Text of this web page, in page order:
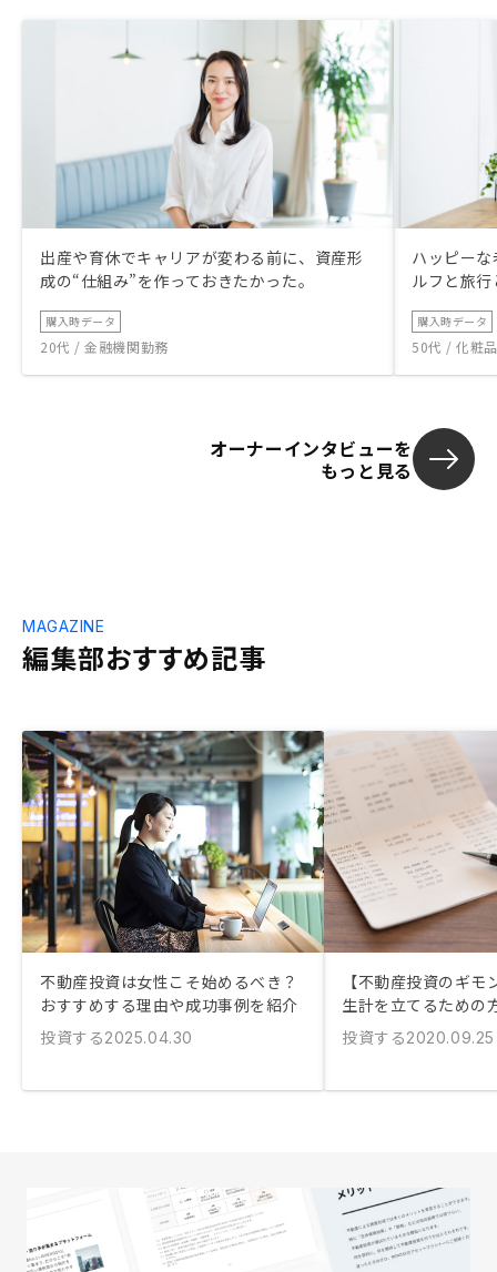
出産や育休でキャリアが変わる前に、資産形
成の“仕組み”を作っておきたかった。
購入時データ
20代 / 金融機関勤務
ハッピー
ルフと旅
購入時データ
50代 / 化粧
オーナーインタビューを
もっと見る
編集部おすすめ記事
MAGAZINE
不動産投資は女性こそ始めるべき？
おすすめする理由や成功事例を紹介
投資する2025.04.30
【不動産投資のギ
生計を立てるための
投資する2020.09.25